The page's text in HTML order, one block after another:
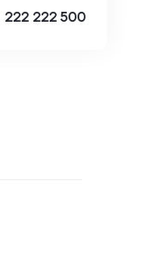
222 222 500